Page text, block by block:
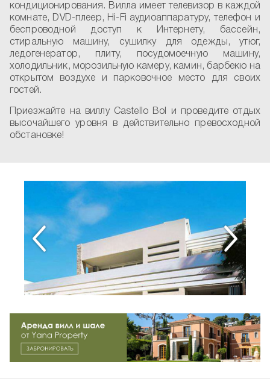
кондиционирования. Вилла имеет телевизор в каждой
комнате, DVD-плеер, Hi-Fi аудиоаппаратуру, телефон и
беспроводной доступ к Интернету, бассейн,
стиральную машину, сушилку для одежды, утюг,
ледогенератор, плиту, посудомоечную машину,
холодильник, морозильную камеру, камин, барбекю на
открытом воздухе и парковочное место для своих
гостей.
Приезжайте на виллу Castello Bol и проведите отдых
высочайшего уровня в действительно превосходной
обстановке!